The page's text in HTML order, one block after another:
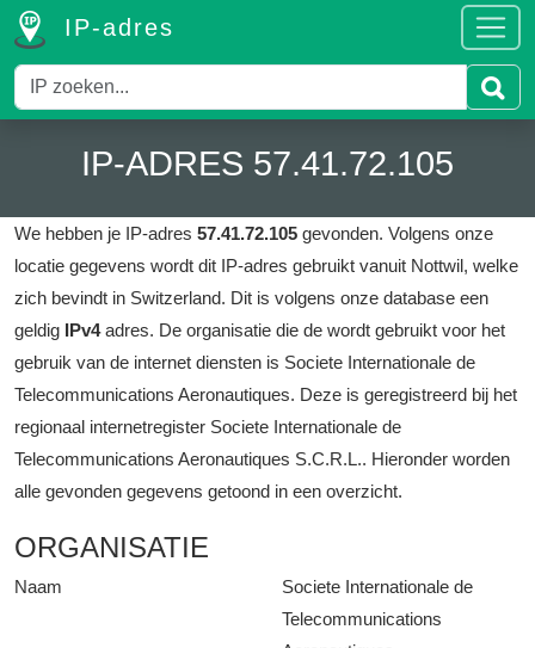
IP-adres
IP-ADRES 57.41.72.105
We hebben je IP-adres 57.41.72.105 gevonden. Volgens onze
locatie gegevens wordt dit IP-adres gebruikt vanuit Nottwil, welke
zich bevindt in Switzerland. Dit is volgens onze database een
geldig IPv4adres. De organisatie die de wordt gebruikt voor het
gebruik van de internet diensten is Societe Internationale de
Telecommunications Aeronautiques. Deze is geregistreerd bij het
regionaal internetregister Societe Internationale de
Telecommunications Aeronautiques S.C.R.L.. Hieronder worden
alle gevonden gegevens getoond in een overzicht.
ORGANISATIE
Naam
Societe Internationale de
Telecommunications